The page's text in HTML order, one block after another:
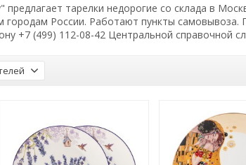
предлагает тарелки недорогие со склада в
городам России. Работают пункты
+7 (499) 112-08-42 Центральной справочной